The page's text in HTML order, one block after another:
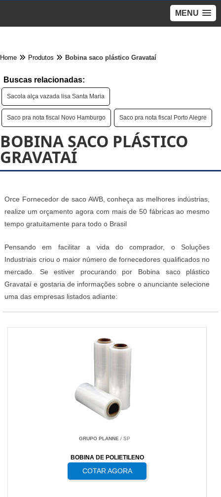
MENU
Home Produtos Bobina saco plástico Gravataí
Buscas relacionadas:
Sacola alça vazada lisa Santa Maria
Saco pra nota fiscal Novo Hamburgo Saco pra nota fiscal Porto Alegre
BOBINA SACO PLÁSTICO
GRAVATAÍ
Orce Fornecedor de saco AWB, conheça as melhores indústrias,
realize um orçamento agora com mais de 50 fábricas ao mesmo
tempo gratuitamente para todo o Brasil
Pensando em facilitar a vida do comprador, o Soluções
Industriais criou o maior número de fornecedores qualificados no
mercado. Se estiver procurando por Bobina saco plástico
Gravataí e gostaria de informações sobre o anunciante selecione
uma das empresas listados adiante:
GRUPO PLANNE/ SP
BOBINA DE POLIETILENO
COTAR AGORA